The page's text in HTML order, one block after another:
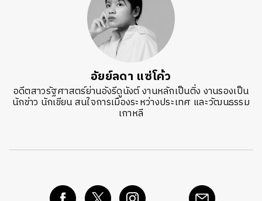
อัยย์ลดา แซ่โค้ว
อดีตสาวรัฐศาสตร์ย่านอังรีดูนังต์ งานหลักเป็นติ่ง งานรองเป็น
นักข่าว นักเขียน สนใจการเมืองระหว่างประเทศ และวัฒนธรรม
เกาหลี